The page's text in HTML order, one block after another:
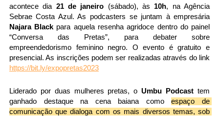
acontece dia 21 de janeiro (sábado), às 10h, na Agência
Najara Black para aquela resenha agridoce dentro do painel
“Conversa das Pretas”, para debater sobre
empreendedorismo feminino negro. O evento é gratuito e
https://bit.ly/expopretas2023
Liderado por duas mulheres pretas, o Umbu Podcast tem
ganhado destaque na cena baiana como espaço de
comunicação que dialoga com os mais diversos temas, sob